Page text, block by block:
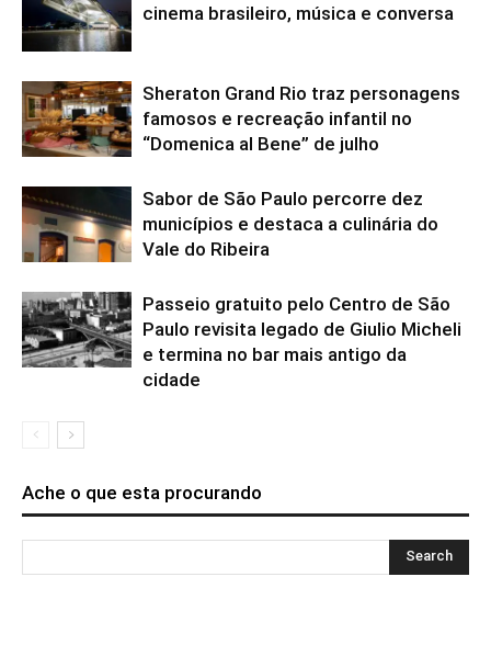
cinema brasileiro, música e conversa
Sheraton Grand Rio traz personagens
famosos e recreação infantil no
“Domenica al Bene” de julho
Sabor de São Paulo percorre dez
municípios e destaca a culinária do
Vale do Ribeira
Passeio gratuito pelo Centro de São
Paulo revisita legado de Giulio Micheli
e termina no bar mais antigo da
cidade
Ache o que esta procurando